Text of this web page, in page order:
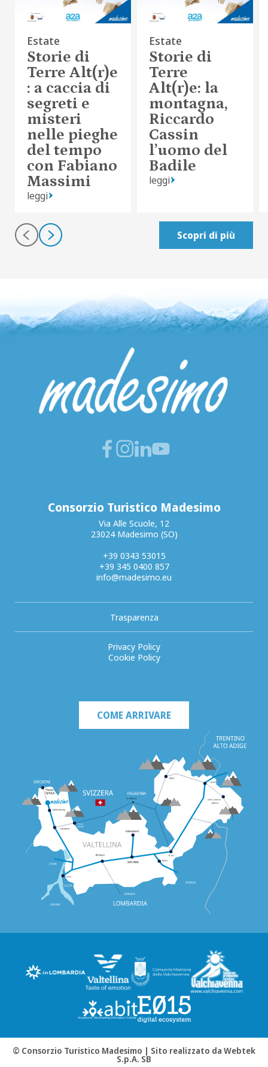
Estate
Storie di
Terre Alt(r)e
: a caccia di
segreti e
misteri
nelle pieghe
del tempo
con Fabiano
Massimi
leggi
Estate
Storie di
Terre
Alt(r)e: la
montagna,
Riccardo
Cassin
l’uomo del
Badile
leggi
Scopri di più
Consorzio Turistico Madesimo
Via Alle Scuole, 12
23024 Madesimo (SO)
+39 0343 53015
+39 345 0400 857
info@madesimo.eu
Trasparenza
Privacy Policy
Cookie Policy
COME ARRIVARE
© Consorzio Turistico Madesimo | Sito realizzato da Webtek
S.p.A. SB